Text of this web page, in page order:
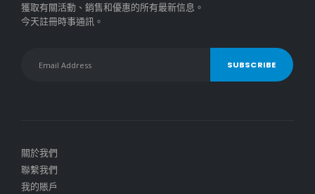
獲取有關活動、銷售和優惠的所有最新信息。
今天註冊時事通訊。
關於我們
聯繫我們
我的賬戶